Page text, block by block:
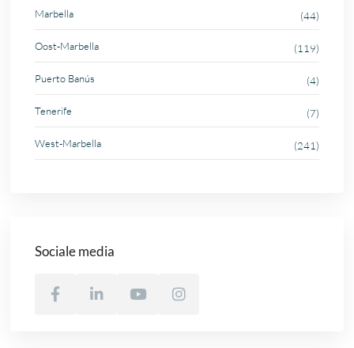
Marbella (44)
Oost-Marbella (119)
Puerto Banús (4)
Tenerife (7)
West-Marbella (241)
Sociale media